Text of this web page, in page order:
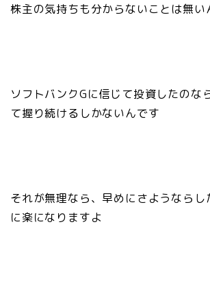
株主の気持ちも分からないことは無い
ソフトバンクGに信じて投資したのな
て握り続けるしかないんです
それが無理なら、早めにさようならし
に楽になりますよ